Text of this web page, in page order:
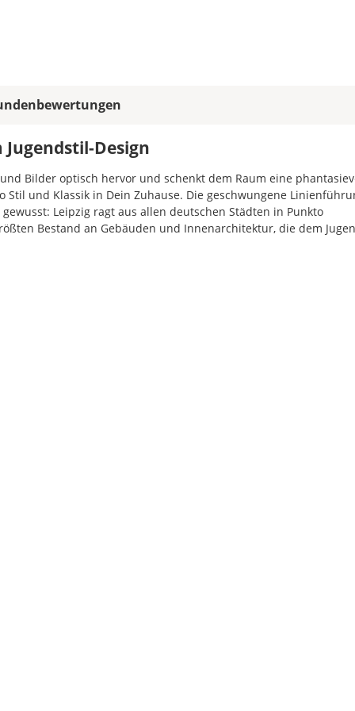
Mit
einem
Klick
auf
Design
Bilder optisch hervor und schenkt dem Raum eine
und Klassik in Dein Zuhause. Die geschwungene
Leipzig ragt aus allen deutschen Städten in Punkto
Bestand an Gebäuden und Innenarchitektur, die dem